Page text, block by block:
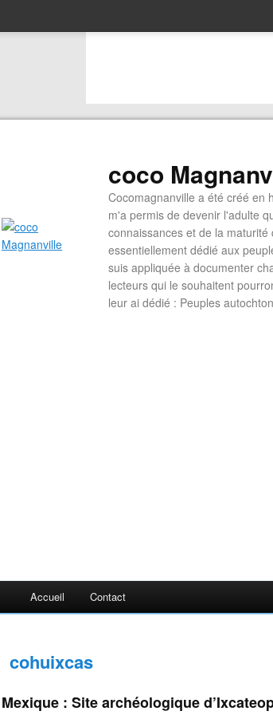
coco
Cocomagnanville a été créé en
m'a permis de devenir l'adulte
connaissances et de la
essentiellement dédié aux
suis appliquée à documenter
lecteurs qui le souhaitent
leur ai dédié : Peuples
Accueil Contact
cohuixcas
Mexique : Site archéologique